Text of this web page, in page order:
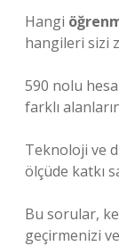
Hangi
hangileri sizi
590 nolu
farklı
Teknoloji ve
ölçüde katkı
Bu sorular,
geçirmenizi